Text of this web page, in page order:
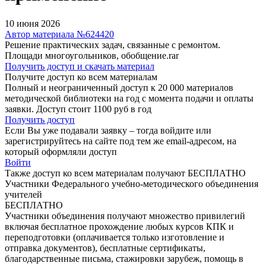
10 июня 2026
Автор материала №624420
Решение практических задач, связанные с ремонтом.
Площади многоугольников, обобщение.rar
Получить доступ и скачать материал
Получите доступ ко всем материалам
Полный и неограниченный доступ к 20 000 материалов
методической библиотеки на год с момента подачи и оплаты
заявки. Доступ стоит 1100 руб в год
Получить доступ
Если Вы уже подавали заявку – тогда войдите или
зарегистрируйтесь на сайте под тем же email-адресом, на
который оформляли доступ
Войти
Также доступ ко всем материалам получают БЕСПЛАТНО
Участники Федерального учебно-методического объединения
учителей
БЕСПЛАТНО
Участники объединения получают множество привилегий
включая бесплатное прохождение любых курсов КПК и
переподготовки (оплачивается только изготовление и
отправка документов), бесплатные сертификаты,
благодарственные письма, стажировки зарубеж, помощь в